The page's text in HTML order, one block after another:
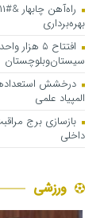
بهره‌برداری
افتتاح ۵
سیستان‌وبلوچستان
درخشش
المپیاد علمی
بازسازی برج
داخلی
ورزشی